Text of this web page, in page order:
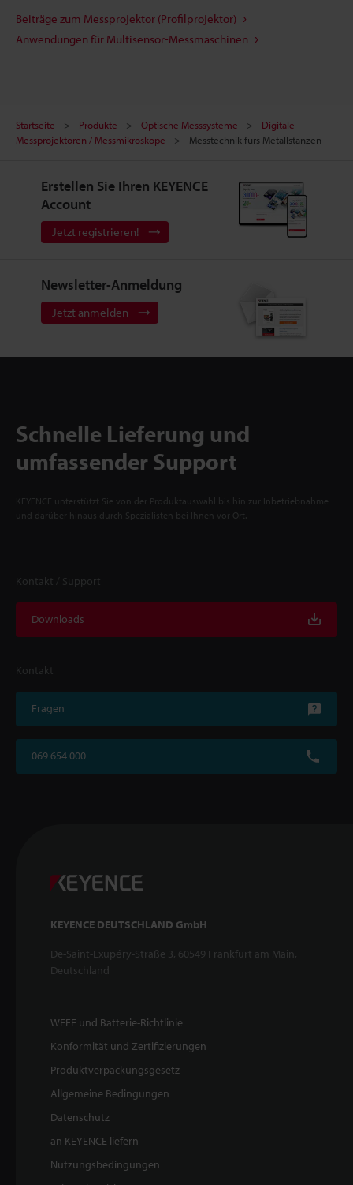
Beiträge zum Messprojektor (Profilprojektor)
Anwendungen für Multisensor-Messmaschinen
Startseite Produkte Optische Messsysteme
Digitale
Messprojektoren / Messmikroskope
Messtechnik fürs Metallstanzen
Erstellen Sie Ihren KEYENCE
Account
Jetzt registrieren!
Newsletter-Anmeldung
Jetzt anmelden
Schnelle Lieferung und
umfassender Support
KEYENCE unterstützt Sie von der Produktauswahl bis hin zur Inbetriebnahme
und darüber hinaus durch Spezialisten bei Ihnen vor Ort.
Kontakt / Support
Downloads
Kontakt
Fragen
069 654 000
KEYENCE DEUTSCHLAND GmbH
De-Saint-Exupéry-Straße 3, 60549 Frankfurt am Main,
Deutschland
WEEE und Batterie-Richtlinie
Konformität und Zertifizierungen
Produktverpackungsgesetz
Allgemeine Bedingungen
Datenschutz
an KEYENCE liefern
Nutzungsbedingungen